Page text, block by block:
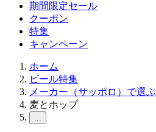
期間限定セール
クーポン
特集
キャンペーン
ホーム
ビール特集
メーカー（サッポロ）で選ぶ
麦とホップ
...